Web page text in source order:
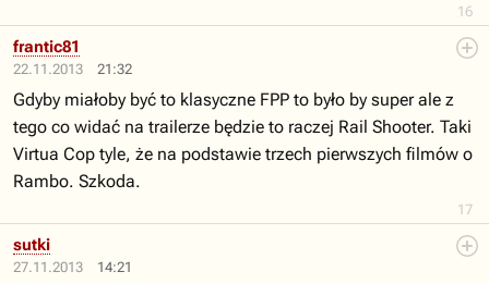
16
22.11.2013 21:32
17
frantic81
Gdyby miałoby być to klasyczne FPP to było by super ale z
tego co widać na trailerze będzie to raczej Rail Shooter. Taki
Virtua Cop tyle, że na podstawie trzech pierwszych filmów o
Rambo. Szkoda.
27.11.2013 14:21
sutki